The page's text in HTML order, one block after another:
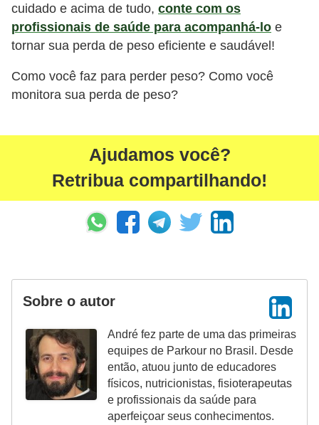
cuidado e acima de tudo, conte com os
profissionais de saúde para acompanhá-lo e
tornar sua perda de peso eficiente e saudável!
Como você faz para perder peso? Como você
monitora sua perda de peso?
Ajudamos você?
Retribua compartilhando!
Sobre o autor
André fez parte de uma das primeiras
equipes de Parkour no Brasil. Desde
então, atuou junto de educadores
físicos, nutricionistas, fisioterapeutas
e profissionais da saúde para
aperfeiçoar seus conhecimentos.